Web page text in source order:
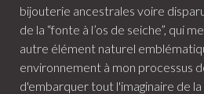
bijouterie ancestrales voire
de la “fonte à l’os de seiche”, qui
autre élément naturel
environnement à mon processus
d'embarquer tout l'imaginaire de